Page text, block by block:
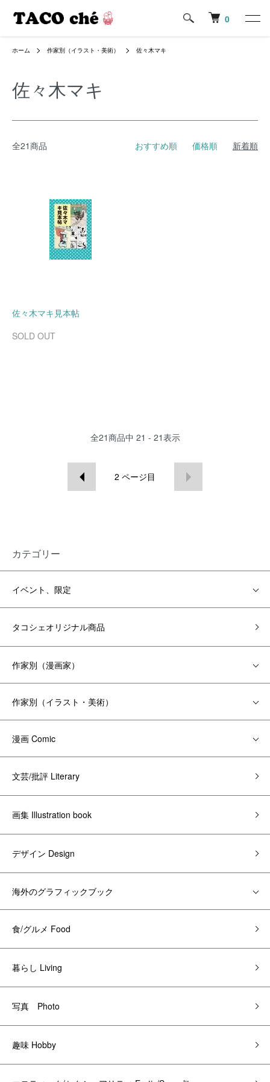
0
ホーム 作家別（イラスト・美術） 佐々木マキ
佐々木マキ
全21商品 おすすめ順 価格順 新着順
佐々木マキ見本帖
SOLD OUT
全21商品中 21 - 21表示
2 ページ目
カテゴリー
イベント、限定
タコシェオリジナル商品
作家別（漫画家）
作家別（イラスト・美術）
漫画 Comic
文芸/批評 Literary
画集 Illustration book
デザイン Design
海外のグラフィックブック
食/グルメ Food
暮らし Living
写真 Photo
趣味 Hobby